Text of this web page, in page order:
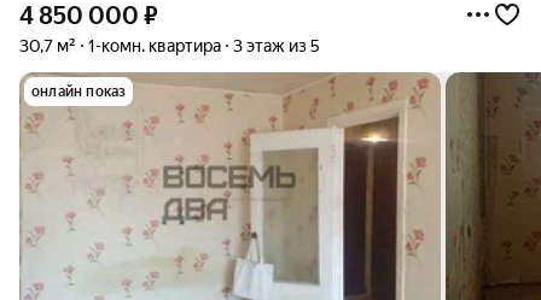
4 850 000 ₽
30,7 м² 1-комн. квартира 3 этаж из 5
онлайн показ